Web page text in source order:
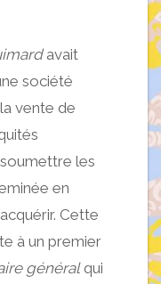
avait
société
vente de
les
en
Cette
à un premier
généralqui